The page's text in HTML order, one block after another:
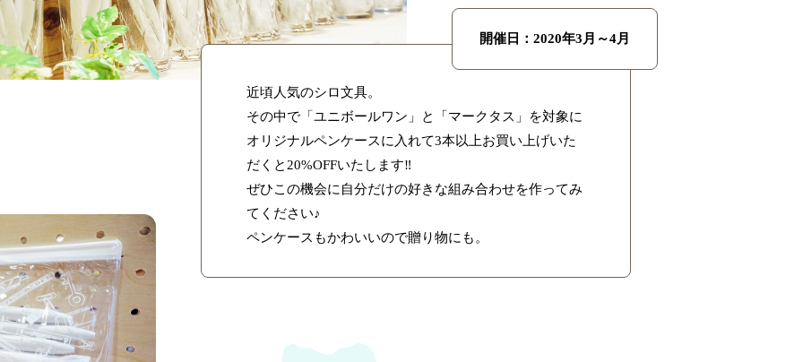
近頃人気のシロ文具。
その中で「ユニボールワン」と「マークタス」を対象に
オリジナルペンケースに入れて3本以上お買い上げいた
だくと20%OFFいたします‼
ぜひこの機会に自分だけの好きな組み合わせを作ってみ
てください♪
ペンケースもかわいいので贈り物にも。
開催日：2020年3月～4月